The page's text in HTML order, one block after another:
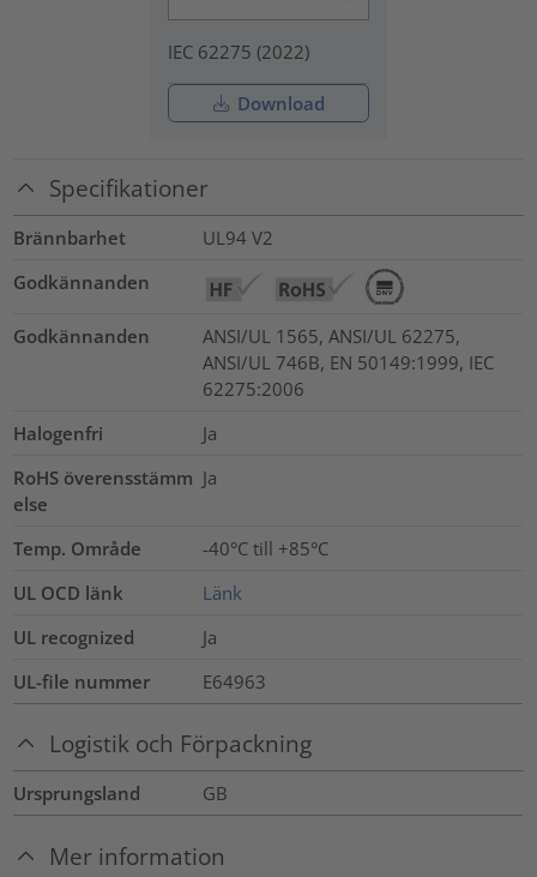
IEC 62275 (2022)
Download
Specifikationer
Brännbarhet
UL94 V2
Godkännanden
Godkännanden
ANSI/UL 1565, ANSI/UL 62275,
ANSI/UL 746B, EN 50149:1999, IEC
62275:2006
Halogenfri
Ja
RoHS överensstämm
else
Ja
Temp. Område
-40°C till +85°C
UL OCD länk
Länk
UL recognized
Ja
UL-file nummer
E64963
Logistik och Förpackning
Ursprungsland GB
Mer information